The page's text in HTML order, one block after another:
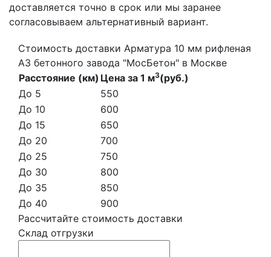
доставляется точно в срок или мы заранее
согласовываем альтернативный вариант.
Стоимость доставки Арматура 10 мм рифленая
А3 бетонного завода "МосБетон" в Москве
Расстояние (км) Цена за 1 м3(руб.)
До 5
550
До 10
600
До 15
650
До 20
700
До 25
750
До 30
800
До 35
850
До 40
900
Рассчитайте стоимость доставки
Склад отгрузки